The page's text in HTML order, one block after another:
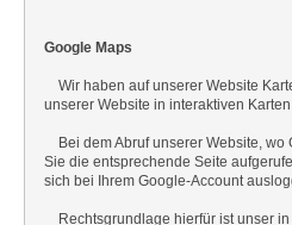
Google Maps
Wir haben auf unserer Website
unserer Website in interaktiven
Bei dem Abruf unserer Website, wo
Sie die entsprechende Seite
sich bei Ihrem Google-Account
Rechtsgrundlage hierfür ist unser in